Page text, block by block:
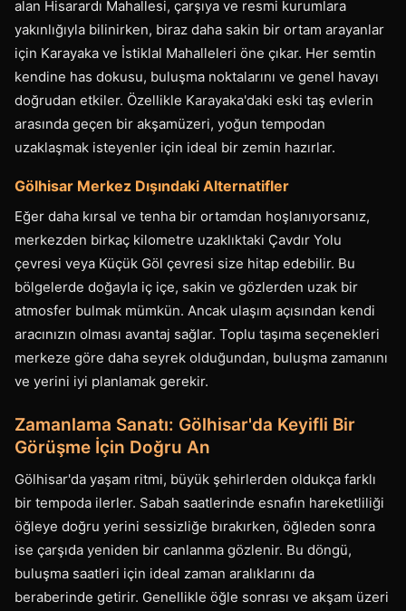
alan Hisarardı Mahallesi, çarşıya ve resmi kurumlara
yakınlığıyla bilinirken, biraz daha sakin bir ortam arayanlar
için Karayaka ve İstiklal Mahalleleri öne çıkar. Her semtin
kendine has dokusu, buluşma noktalarını ve genel havayı
doğrudan etkiler. Özellikle Karayaka'daki eski taş evlerin
arasında geçen bir akşamüzeri, yoğun tempodan
uzaklaşmak isteyenler için ideal bir zemin hazırlar.
Gölhisar Merkez Dışındaki Alternatifler
Eğer daha kırsal ve tenha bir ortamdan hoşlanıyorsanız,
merkezden birkaç kilometre uzaklıktaki Çavdır Yolu
çevresi veya Küçük Göl çevresi size hitap edebilir. Bu
bölgelerde doğayla iç içe, sakin ve gözlerden uzak bir
atmosfer bulmak mümkün. Ancak ulaşım açısından kendi
aracınızın olması avantaj sağlar. Toplu taşıma seçenekleri
merkeze göre daha seyrek olduğundan, buluşma zamanını
ve yerini iyi planlamak gerekir.
Zamanlama Sanatı: Gölhisar'da Keyifli Bir
Görüşme İçin Doğru An
Gölhisar'da yaşam ritmi, büyük şehirlerden oldukça farklı
bir tempoda ilerler. Sabah saatlerinde esnafın hareketliliği
öğleye doğru yerini sessizliğe bırakırken, öğleden sonra
ise çarşıda yeniden bir canlanma gözlenir. Bu döngü,
buluşma saatleri için ideal zaman aralıklarını da
beraberinde getirir. Genellikle öğle sonrası ve akşam üzeri